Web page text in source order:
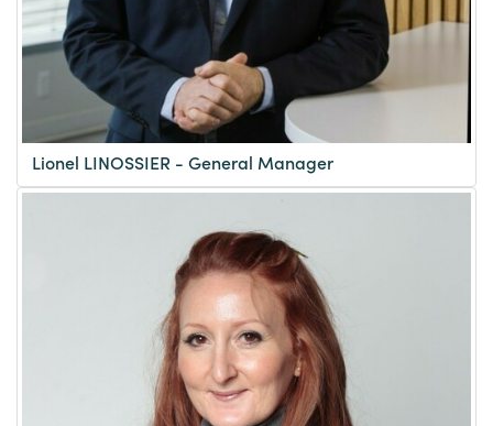
Lionel LINOSSIER - General Manager